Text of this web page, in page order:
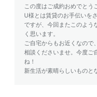
この度はご成約おめでとう
U様とは賃貸のお手伝いを
ですが、今回またこのよう
く思います。
ご自宅からもお近くなの
相談くださいませ。今度ご
ね！
新生活が素晴らしいものと